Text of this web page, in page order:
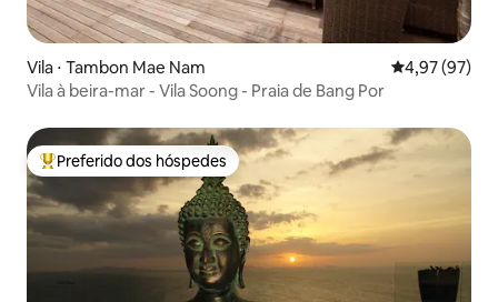
Vila ⋅ Tambon Mae Nam 4,97 de uma
4,97 (97)
Vila à beira-mar - Vila Soong - Praia de Bang Por
Entre os melhores preferidos dos hóspedes
Preferido dos hóspedes